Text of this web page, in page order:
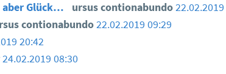
aber Glück… ursus contionabundo
contionabundo22.02.2019 09:29
20:42
24.02.2019 08:30